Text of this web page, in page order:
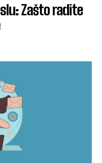
Zašto radite